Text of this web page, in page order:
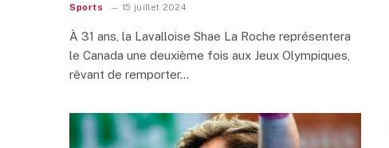
Sports 15 juillet 2024
À 31 ans, la Lavalloise Shae La Roche représentera
le Canada une deuxième fois aux Jeux Olympiques,
rêvant de remporter…